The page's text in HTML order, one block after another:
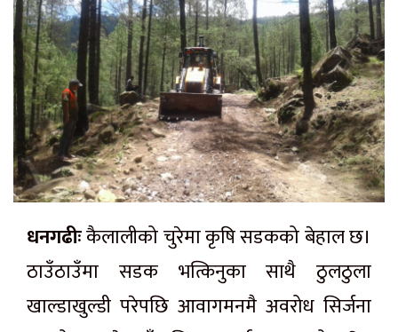
धनगढीःकैलालीको चुरेमा कृषि सडकको बेहाल छ।
ठाउँठाउँमा सडक भत्किनुका साथै ठुलठुला
खाल्डाखुल्डी परेपछि आवागमनमै अवरोध सिर्जना